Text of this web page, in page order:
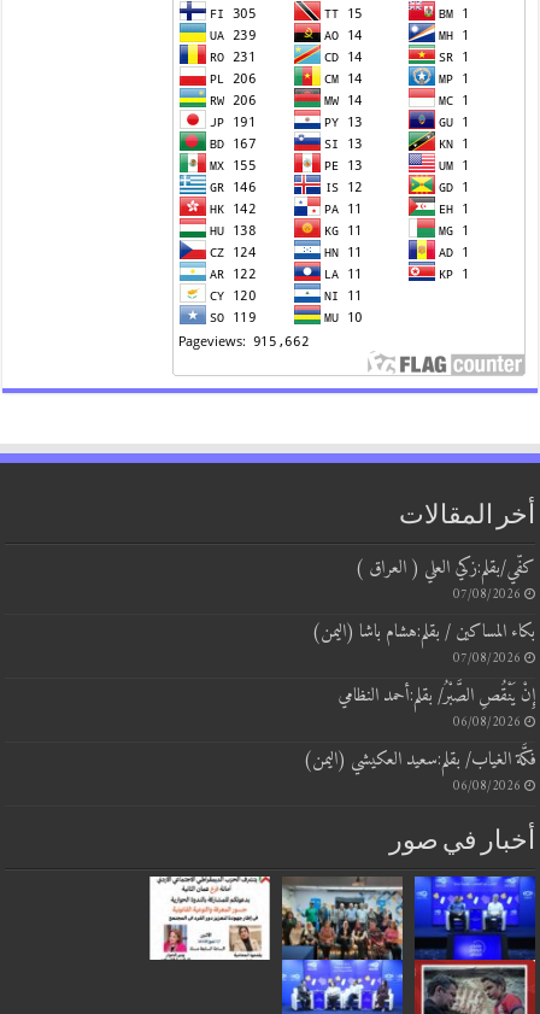
المقالات
العلي ( العراق )
07/08/
المساكين / بقلم:هشام باشا (اليمن)
07/08/
الصَّبْرُ/ بقلم:أحمد النظامي
06/08/
بقلم:سعيد العكيشي (اليمن)
06/08/
في صور